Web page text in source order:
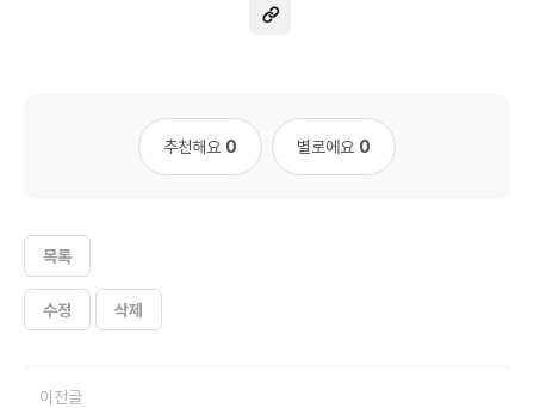
추천해요 0 별로에요 0
목록
수정 삭제
이전글